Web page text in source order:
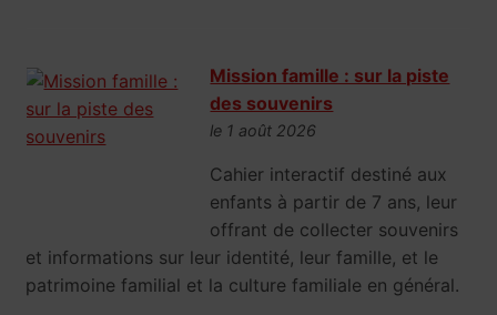
Mission famille : sur la piste
des souvenirs
le 1 août 2026
Cahier interactif destiné aux
enfants à partir de 7 ans, leur
offrant de collecter souvenirs
et informations sur leur identité, leur famille, et le
patrimoine familial et la culture familiale en général.